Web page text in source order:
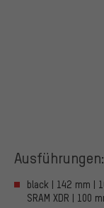
Ausführungen:
black | 142 mm |
SRAM XDR | 100